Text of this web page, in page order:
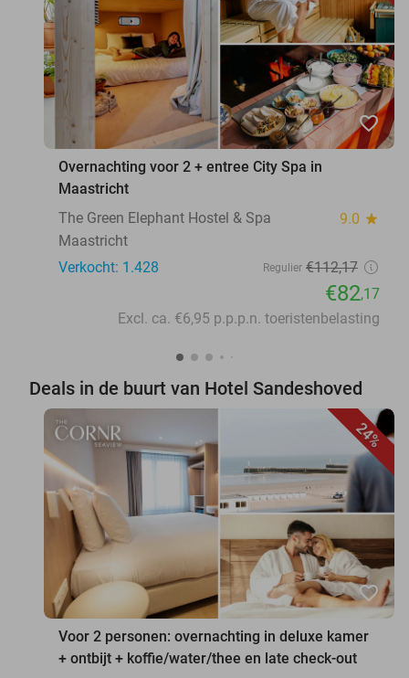
favorite_border
Overnachting voor 2 + entree City Spa in
Maastricht
The Green Elephant Hostel & Spa
9.0 star
Maastricht
Verkocht: 1.428
Regulier €112,17
€82,17
Excl. ca. €6,95 p.p.p.n. toeristenbelasting
Deals in de buurt van Hotel Sandeshoved
24%
favorite_border
Voor 2 personen: overnachting in deluxe kamer
+ ontbijt + koffie/water/thee en late check-out